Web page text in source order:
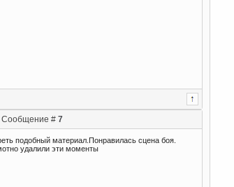
Сообщение # 7
подобный материал.Понравилась сцена боя.
удалили эти моменты